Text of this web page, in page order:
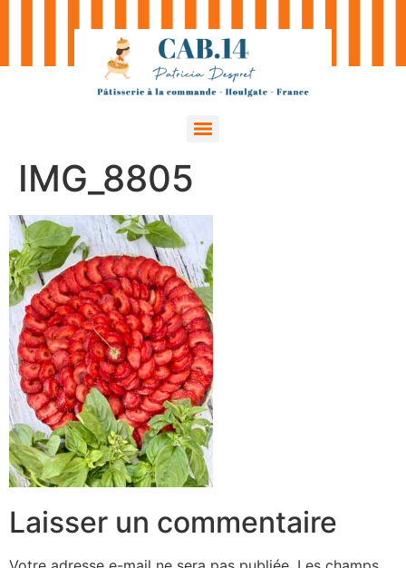
IMG_8805
Laisser un commentaire